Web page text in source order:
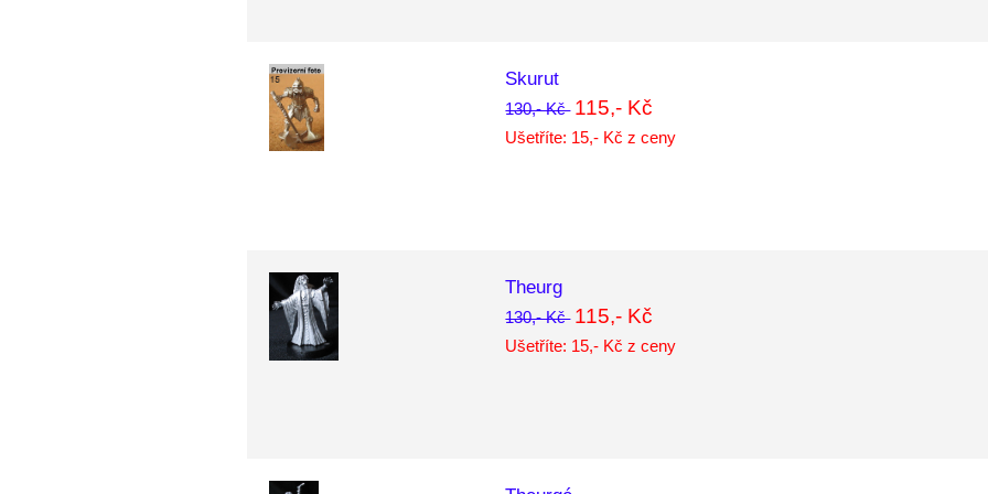
Skurut
130,- Kč 115,- Kč
Ušetříte: 15,- Kč z ceny
Theurg
130,- Kč 115,- Kč
Ušetříte: 15,- Kč z ceny